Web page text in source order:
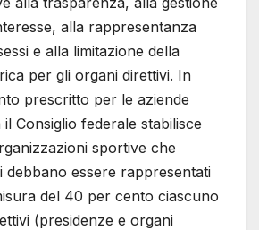
alla rappresentanza
e alla limitazione della
per gli organi direttivi. In
prescritto per le aziende
Consiglio federale stabilisce
sportive che
debbano essere rappresentati
del 40 per cento ciascuno
(presidenze e organi